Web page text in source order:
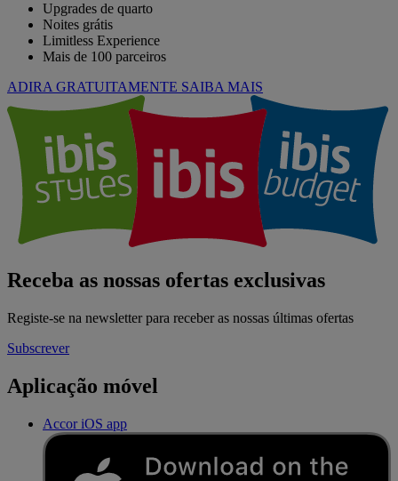
Upgrades de quarto
Noites grátis
Limitless Experience
Mais de 100 parceiros
ADIRA GRATUITAMENTE SAIBA MAIS
Receba as nossas ofertas exclusivas
Registe-se na newsletter para receber as nossas últimas ofertas
Subscrever
Aplicação móvel
Accor iOS app